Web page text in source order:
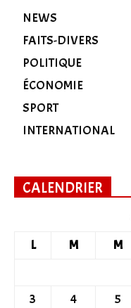
NEWS
FAITS-DIVERS
POLITIQUE
ÉCONOMIE
SPORT
INTERNATIONAL
CALENDRIER
L
M M
3
4 5